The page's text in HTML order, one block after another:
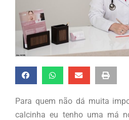
Para quem não dá muita
calcinha eu tenho uma má